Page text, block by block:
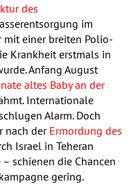
des
im
mit einer breiten Polio-
Krankheit erstmals in
Anfang August
altes Baby an der
Internationale
Alarm. Doch
nach der Ermordung des
Israel in Teheran
schienen die Chancen
gering.